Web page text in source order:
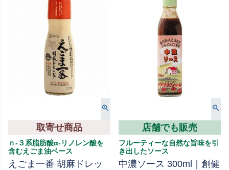
取寄せ商品
ｎ-３系脂肪酸α-リノレン酸を
含むえごま油ベース
えごま一番 胡麻ドレッ
店舗でも販売
フルーティーな自然な旨味を引
き出したソース
中濃ソース 300ml｜創健